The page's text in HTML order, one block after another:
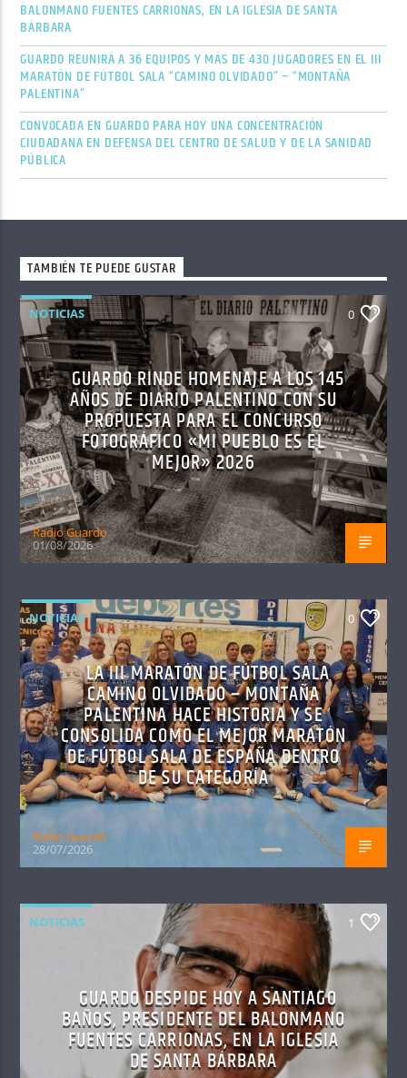
BALONMANO FUENTES CARRIONAS, EN LA IGLESIA DE SANTA
BÁRBARA
GUARDO REUNIRÁ A 36 EQUIPOS Y MÁS DE 430 JUGADORES EN EL III
MARATÓN DE FÚTBOL SALA “CAMINO OLVIDADO” – “MONTAÑA
PALENTINA”
CONVOCADA EN GUARDO PARA HOY UNA CONCENTRACIÓN
CIUDADANA EN DEFENSA DEL CENTRO DE SALUD Y DE LA SANIDAD
PÚBLICA
TAMBIÉN TE PUEDE GUSTAR
NOTICIAS 0
GUARDO RINDE HOMENAJE A LOS 145
AÑOS DE DIARIO PALENTINO CON SU
PROPUESTA PARA EL CONCURSO
FOTOGRÁFICO «MI PUEBLO ES EL
MEJOR» 2026
Radio Guardo
01/08/2026
NOTICIAS 0
LA III MARATÓN DE FÚTBOL SALA
CAMINO OLVIDADO – MONTAÑA
PALENTINA HACE HISTORIA Y SE
CONSOLIDA COMO EL MEJOR MARATÓN
DE FÚTBOL SALA DE ESPAÑA DENTRO
DE SU CATEGORÍA
Radio Guardo
28/07/2026
NOTICIAS 1
GUARDO DESPIDE HOY A SANTIAGO
BAÑOS, PRESIDENTE DEL BALONMANO
FUENTES CARRIONAS, EN LA IGLESIA
DE SANTA BÁRBARA